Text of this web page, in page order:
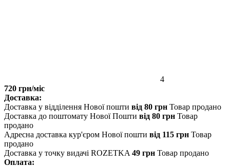
4
720 грн/міс
Доставка:
Доставка у відділення Нової пошти від 80 грн Товар продано
Доставка до поштомату Нової Пошти від 80 грн Товар
продано
Адресна доставка кур'єром Нової пошти від 115 грн Товар
продано
Доставка у точку видачі ROZETKA 49 грн Товар продано
Оплата: